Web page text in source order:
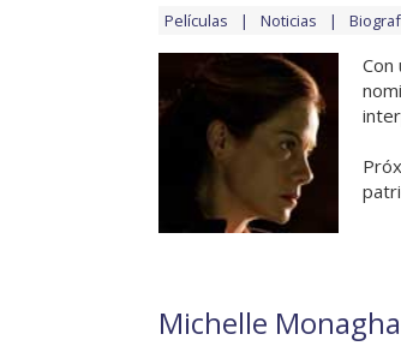
Películas Noticias
Con
Michelle